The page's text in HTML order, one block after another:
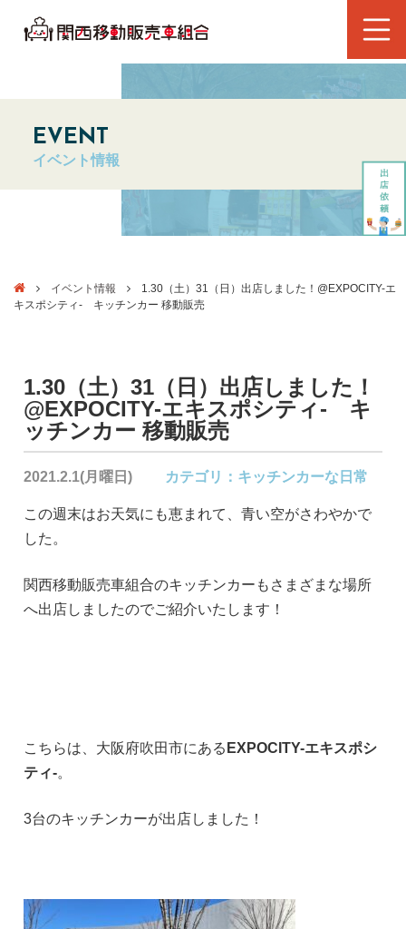
EVENT
イベント情報
イベント情報
1.30（土）31（日）出店しました！@EXPOCITY-エ
キスポシティ- キッチンカー 移動販売
1.30（土）31（日）出店しました！
@EXPOCITY-エキスポシティ- キ
ッチンカー 移動販売
2021.2.1(月曜日) カテゴリ： キッチンカーな日常
この週末はお天気にも恵まれて、青い空がさわやかで
した。
関西移動販売車組合のキッチンカーもさまざまな場所
へ出店しましたのでご紹介いたします！
こちらは、大阪府吹田市にある EXPOCITY-エキスポシ
ティ-。
3台のキッチンカーが出店しました！